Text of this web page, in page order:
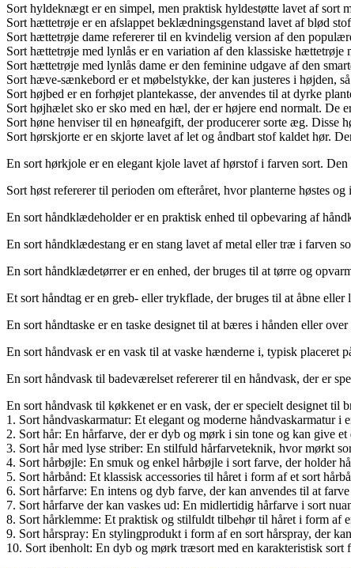
Sort hyldeknægt er en simpel, men praktisk hyldestøtte lavet af sort
Sort hættetrøje er en afslappet beklædningsgenstand lavet af blød
Sort hættetrøje dame refererer til en kvindelig version af den
Sort hættetrøje med lynlås er en variation af den klassiske
Sort hættetrøje med lynlås dame er den feminine udgave af den
Sort hæve-sænkebord er et møbelstykke, der kan justeres i højden,
Sort højbed er en forhøjet plantekasse, der anvendes til at dyrke
Sort højhælet sko er sko med en hæl, der er højere end normalt. De
Sort høne henviser til en høneafgift, der producerer sorte æg. Disse
Sort hørskjorte er en skjorte lavet af let og åndbart stof kaldet hør.
En sort hørkjole er en elegant kjole lavet af hørstof i farven sort.
Sort høst refererer til perioden om efteråret, hvor planterne høstes
En sort håndklædeholder er en praktisk enhed til opbevaring af
En sort håndklædestang er en stang lavet af metal eller træ i farven
En sort håndklædetørrer er en enhed, der bruges til at tørre og
Et sort håndtag er en greb- eller trykflade, der bruges til at åbne
En sort håndtaske er en taske designet til at bæres i hånden eller
En sort håndvask er en vask til at vaske hænderne i, typisk placeret
En sort håndvask til badeværelset refererer til en håndvask, der er
En sort håndvask til køkkenet er en vask, der er specielt designet
1. Sort håndvaskarmatur: Et elegant og moderne håndvaskarmatur
2. Sort hår: En hårfarve, der er dyb og mørk i sin tone og kan give
3. Sort hår med lyse striber: En stilfuld hårfarveteknik, hvor mørkt
4. Sort hårbøjle: En smuk og enkel hårbøjle i sort farve, der holder
5. Sort hårbånd: Et klassisk accessories til håret i form af et sort
6. Sort hårfarve: En intens og dyb farve, der kan anvendes til at
7. Sort hårfarve der kan vaskes ud: En midlertidig hårfarve i sort
8. Sort hårklemme: Et praktisk og stilfuldt tilbehør til håret i form af
9. Sort hårspray: En stylingprodukt i form af en sort hårspray, der
10. Sort ibenholt: En dyb og mørk træsort med en karakteristisk sort